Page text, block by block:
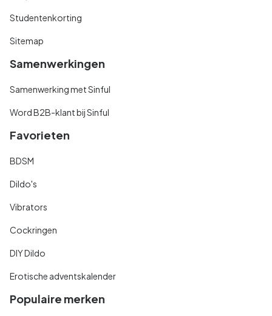
Studentenkorting
Sitemap
Samenwerkingen
Samenwerking met Sinful
Word B2B-klant bij Sinful
Favorieten
BDSM
Dildo's
Vibrators
Cockringen
DIY Dildo
Erotische adventskalender
Populaire merken